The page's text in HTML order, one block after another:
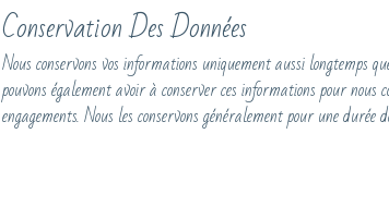
Conservation Des Données
Nous conservons vos informations uniquement aussi longtemps
pouvons également avoir à conserver ces informations pour
engagements. Nous les conservons généralement pour une durée